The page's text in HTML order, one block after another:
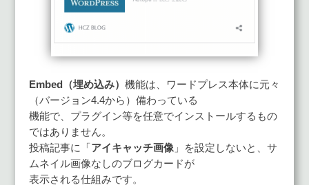
Embed（埋め込み） 機能は、ワードプレス本体に元々
（バージョン4.4から）備わっている
機能で、プラグイン等を任意でインストールするもの
ではありません。
投稿記事に「 アイキャッチ画像 」を設定しないと、サ
ムネイル画像なしのブログカードが
表示される仕組みです。